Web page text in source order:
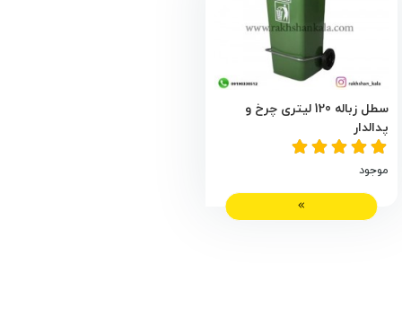
سطل زباله 120 لیتری چرخ و
پدالدار
موجود